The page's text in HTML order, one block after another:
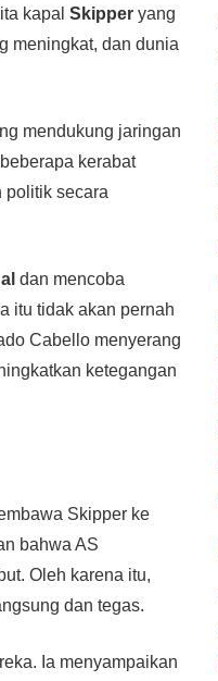
kapalSkipper yang
meningkat, dan dunia
mendukung jaringan
kerabat
politik secara
dan mencoba
itu tidak akan pernah
Cabello menyerang
ketegangan
Skipper ke
bahwa AS
Oleh karena itu,
dan tegas.
Ia menyampaikan